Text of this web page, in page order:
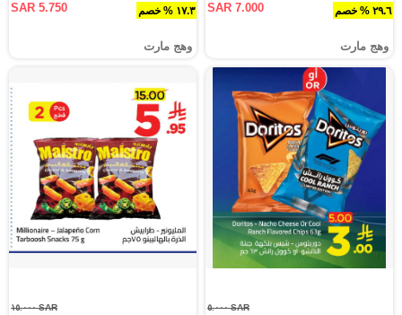
٢٩.٦ % خصم SAR 7.000
وهج مارت
١٧.٣ % خصم SAR 5.750
وهج مارت
SAR ٥.٠٠٠ SAR ١٥.٠٠٠